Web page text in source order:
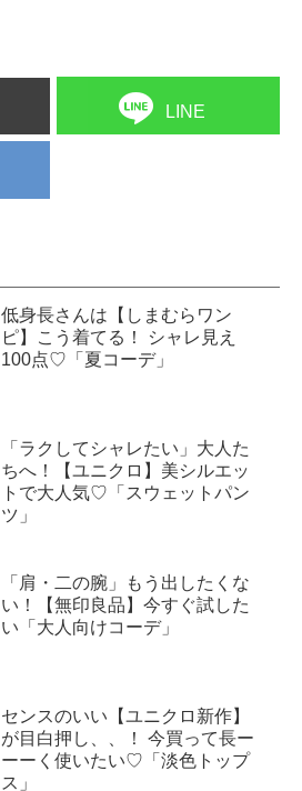
LINE
低身長さんは【しまむらワン
ピ】こう着てる！ シャレ見え
100点♡「夏コーデ」
「ラクしてシャレたい」大人た
ちへ！【ユニクロ】美シルエッ
トで大人気♡「スウェットパン
ツ」
「肩・二の腕」もう出したくな
い！【無印良品】今すぐ試した
い「大人向けコーデ」
センスのいい【ユニクロ新作】
が目白押し、、！ 今買って長ー
ーーく使いたい♡「淡色トップ
ス」